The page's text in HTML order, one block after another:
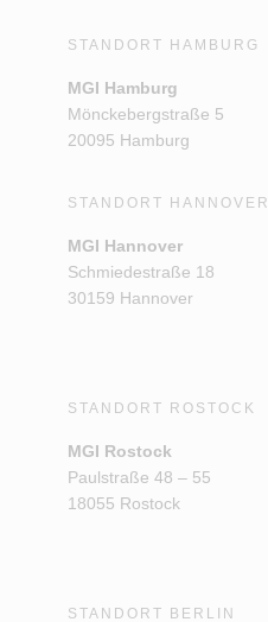
STANDORT HAMBURG
MGI Hamburg
Mönckebergstraße 5
20095 Hamburg
STANDORT HANNOVER
MGI Hannover
Schmiedestraße 18
30159 Hannover
STANDORT ROSTOCK
MGI Rostock
Paulstraße 48 – 55
18055 Rostock
STANDORT BERLIN